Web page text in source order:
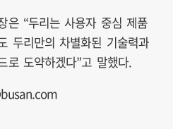
은 “두리는 사용자 중심 제품
두리만의 차별화된 기술력과
로 도약하겠다”고 말했다.